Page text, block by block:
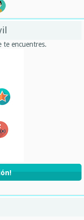
te encuentres.